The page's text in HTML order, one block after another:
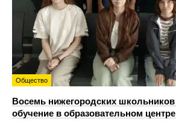
Общество
Восемь нижегородских
обучение в образовательном